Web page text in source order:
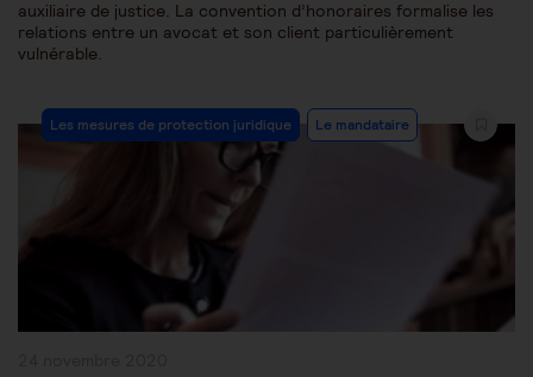
auxiliaire de justice. La convention d’honoraires formalise les
relations entre un avocat et son client particulièrement
vulnérable.
Post
Category:
Les mesures de protection juridique Le mandataire